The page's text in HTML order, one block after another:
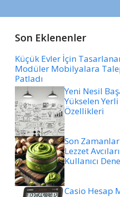
Son Eklenenler
Küçük Evler İçin
Modüler Mobilyalara
Patladı
Yeni Nesil
Yükselen
Özellikleri
Son
Lezzet
Kullanıcı
Casio Hesap